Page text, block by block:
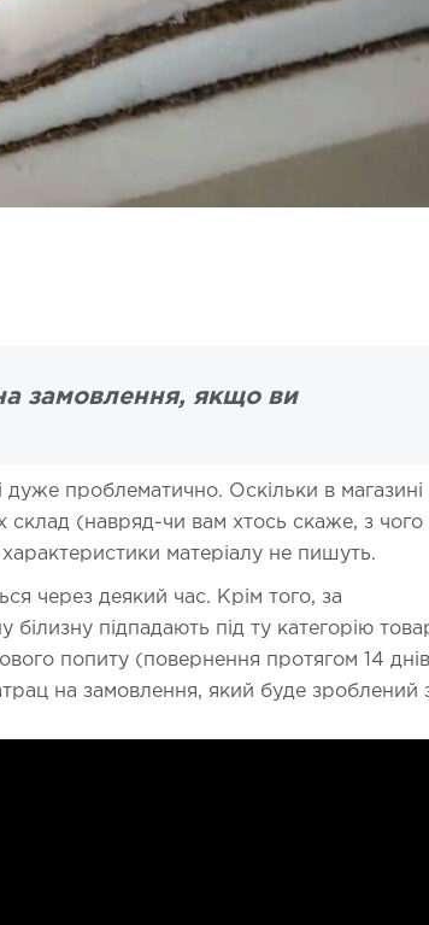
замовлення, якщо ви
проблематично. Оскільки в магазині
склад (навряд-чи вам хтось скаже, з чого
матеріалу не пишуть.
через деякий час. Крім того, за
підпадають під ту категорію
попиту (повернення протягом 14
на замовлення, який буде зроблений